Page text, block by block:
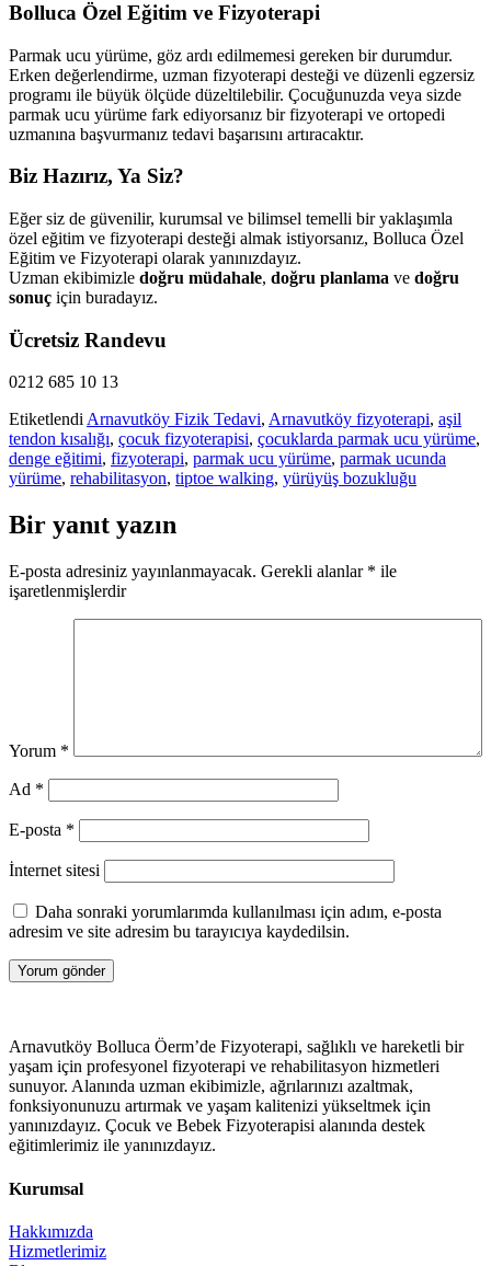
Bolluca Özel Eğitim ve Fizyoterapi
Parmak ucu yürüme, göz ardı edilmemesi gereken bir durumdur.
Erken değerlendirme, uzman fizyoterapi desteği ve düzenli egzersiz
programı ile büyük ölçüde düzeltilebilir. Çocuğunuzda veya sizde
parmak ucu yürüme fark ediyorsanız bir fizyoterapi ve ortopedi
uzmanına başvurmanız tedavi başarısını artıracaktır.
Biz Hazırız, Ya Siz?
Eğer siz de güvenilir, kurumsal ve bilimsel temelli bir yaklaşımla
özel eğitim ve fizyoterapi desteği almak istiyorsanız, Bolluca Özel
Eğitim ve Fizyoterapi olarak yanınızdayız.
Uzman ekibimizle doğru müdahale, doğru planlama ve doğru
sonuç için buradayız.
Ücretsiz Randevu
0212 685 10 13
EtiketlendiArnavutköy Fizik Tedavi, Arnavutköy fizyoterapi, aşil
tendon kısalığı, çocuk fizyoterapisi, çocuklarda parmak ucu yürüme,
denge eğitimi, fizyoterapi, parmak ucu yürüme, parmak ucunda
yürüme, rehabilitasyon, tiptoe walking, yürüyüş bozukluğu
Bir yanıt yazın
E-posta adresiniz yayınlanmayacak. Gerekli alanlar * ile
işaretlenmişlerdir
Yorum *
Ad *
E-posta *
İnternet sitesi
Daha sonraki yorumlarımda kullanılması için adım, e-posta
adresim ve site adresim bu tarayıcıya kaydedilsin.
Arnavutköy Bolluca Öerm’de Fizyoterapi, sağlıklı ve hareketli bir
yaşam için profesyonel fizyoterapi ve rehabilitasyon hizmetleri
sunuyor. Alanında uzman ekibimizle, ağrılarınızı azaltmak,
fonksiyonunuzu artırmak ve yaşam kalitenizi yükseltmek için
yanınızdayız. Çocuk ve Bebek Fizyoterapisi alanında destek
eğitimlerimiz ile yanınızdayız.
Kurumsal
Hakkımızda
Hizmetlerimiz